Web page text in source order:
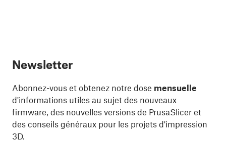
Newsletter
Abonnez-vous et obtenez notre dose mensuelle
d'informations utiles au sujet des nouveaux
firmware, des nouvelles versions de PrusaSlicer et
des conseils généraux pour les projets d'impression
3D.